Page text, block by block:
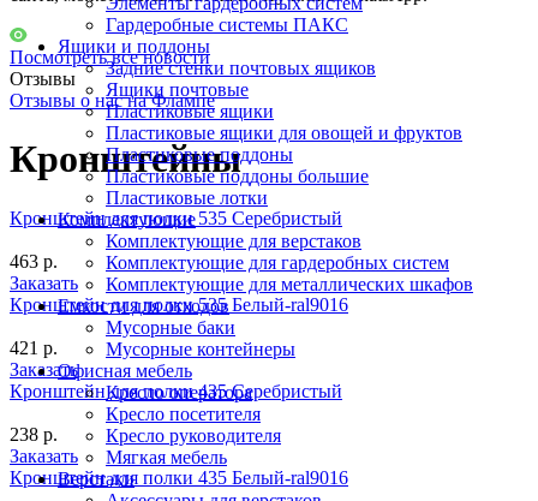
Гардеробные системы ПАКС
Ящики и поддоны
Задние стенки почтовых ящиков
Ящики почтовые
Пластиковые ящики
Пластиковые ящики для овощей и фруктов
Пластиковые поддоны
Пластиковые поддоны большие
Пластиковые лотки
Комплектующие
Комплектующие для верстаков
Комплектующие для гардеробных систем
Комплектующие для металлических шкафов
Емкости для отходов
Мусорные баки
Мусорные контейнеры
Офисная мебель
Кресло оператора
Кресло посетителя
Кресло руководителя
Мягкая мебель
Верстаки
Посмотреть все новости
Отзывы
Отзывы о нас на Флампе
Кронштейны
Кронштейн для полки 535 Серебристый
463 р.
Заказать
Кронштейн для полки 535 Белый-ral9016
421 р.
Заказать
Кронштейн для полки 435 Серебристый
238 р.
Заказать
Кронштейн для полки 435 Белый-ral9016